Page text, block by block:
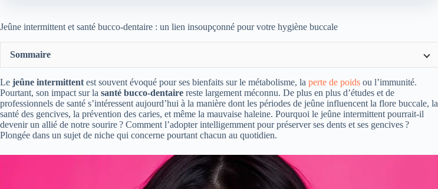
Jeûne intermittent et santé bucco-dentaire : un lien insoupçonné pour votre hygiène buccale
Sommaire
Le jeûne intermittent est souvent évoqué pour ses bienfaits sur le métabolisme, la perte de poids ou l’immunité.
Pourtant, son impact sur la santé bucco-dentaire reste largement méconnu. De plus en plus d’études et de
professionnels de santé s’intéressent aujourd’hui à la manière dont les périodes de jeûne influencent la flore buccale, la
santé des gencives, la prévention des caries, et même la mauvaise haleine. Pourquoi le jeûne intermittent pourrait-il
devenir un allié de notre sourire ? Comment l’adopter intelligemment pour préserver ses dents et ses gencives ?
Plongée dans un sujet de niche qui concerne pourtant chacun au quotidien.